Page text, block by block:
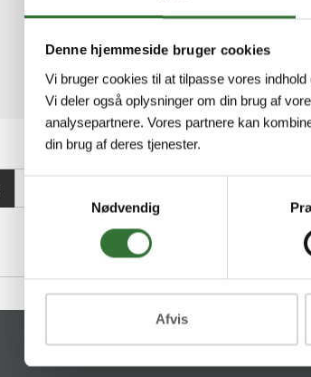
Denne hjemmeside bruger cookies
Vi bruger cookies til at tilpasse vores
Vi deler også oplysninger om din brug af
analysepartnere. Vores partnere kan
din brug af deres tjenester.
Nødvendig
Afvis
INFO